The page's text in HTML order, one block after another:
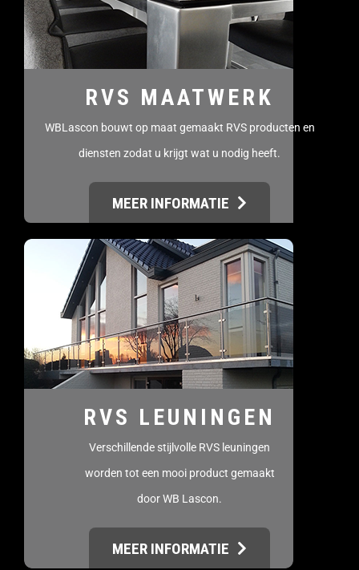
RVS MAATWERK
WBLascon bouwt op maat gemaakt RVS producten en
diensten zodat u krijgt wat u nodig heeft.
MEER INFORMATIE
RVS LEUNINGEN
Verschillende stijlvolle RVS leuningen
worden tot een mooi product gemaakt
door WB Lascon.
MEER INFORMATIE